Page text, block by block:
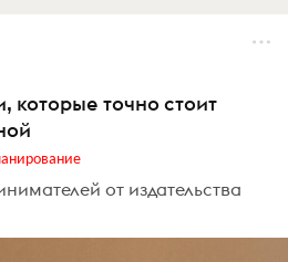
которые точно стоит
от издательства